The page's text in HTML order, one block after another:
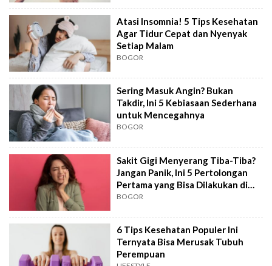
Atasi Insomnia! 5 Tips Kesehatan
Agar Tidur Cepat dan Nyenyak
Setiap Malam
BOGOR
Sering Masuk Angin? Bukan
Takdir, Ini 5 Kebiasaan Sederhana
untuk Mencegahnya
BOGOR
Sakit Gigi Menyerang Tiba-Tiba?
Jangan Panik, Ini 5 Pertolongan
Pertama yang Bisa Dilakukan di
Rumah
BOGOR
6 Tips Kesehatan Populer Ini
Ternyata Bisa Merusak Tubuh
Perempuan